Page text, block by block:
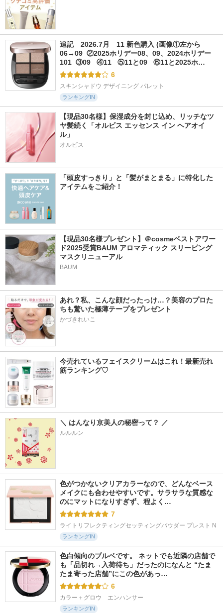
追記　2026.7月　11 新色購入 (画像①左から
06→09  ②2025ホリデー08、09、2024ホリデー
101  ③09   ④11   ⑤11と09   ⑥11と2025ホ…
6
スキンシャドウ デザイニング パレット
ランキングIN
【現品30名様】保湿成分を封じ込め、リッチなツ
ヤ髪続く「オルビス エッセンス イン ヘアオイ
ル」
オルビス
「頭皮すっきり」と「髪がまとまる」に特化した
アイテムをご紹介！
【現品30名様プレゼント】＠cosmeベストアワー
ド2025受賞BAUM アロマティック スリーピング
マスクリニューアル
BAUM
あれ？私、こんな顔だったっけ…？美容のプロた
ちも驚いた極薄テープをプレゼント
かづきれいこ
今売れているフェイスクリームはこれ！最新売れ
筋ランキング♡
＼ はんなり京美人の秘密って？ ／
ルルルン
色がつかないクリアカラーなので、どんなベース
メイクにも合わせやすいです。サラサラな質感な
のにマットになりすぎず、程よく…
7
ライトリフレクティングセッティングパウダー プレスト N
ランキングIN
色白傾向のブルベです。 ネットでも近隣の店舗で
も「品切れ→入荷待ち」だったのになんと “たま
たま寄った店舗”にこの色があっ…
6
カラー＋グロウ　エンハンサー
ランキングIN